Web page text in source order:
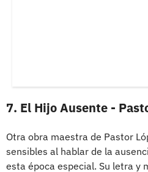
7. El Hijo Ausente -
Otra obra maestra de Pastor
sensibles al hablar de la
esta época especial. Su letra y